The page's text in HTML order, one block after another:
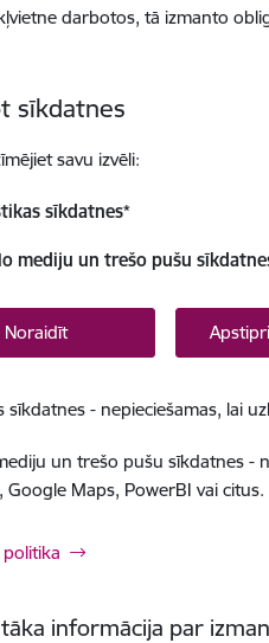
darbotos, tā izmanto
sīkdatnes
savu izvēli:
sīkdatnes*
mediju un trešo pušu
Noraidīt
sīkdatnes - nepieciešamas, lai
un trešo pušu sīkdatnes -
Google Maps, PowerBI vai citus.
informācija par